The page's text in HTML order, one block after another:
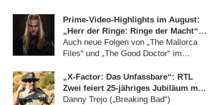
Prime-Video-Highlights im August:
„Herr der Ringe: Ringe der Macht“,
„Perfekt verpasst“ und „Arrow“
Auch neue Folgen von „The Mallorca
Files“ und „The Good Doctor“ im
„X-Factor: Das Unfassbare“: RTL
Zwei feiert 25-jähriges Jubiläum mit
neuer Folge
Danny Trejo („Breaking Bad“)